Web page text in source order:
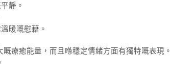
靜。
暖嘅慰藉。
嘅療癒能量，而且喺穩定情緒方面有獨特嘅表現。